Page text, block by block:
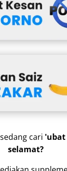
cari
selamat?